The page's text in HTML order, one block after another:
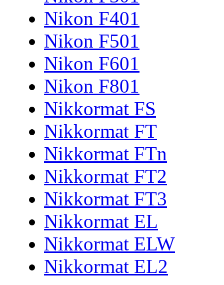
Nikon F401
Nikon F501
Nikon F601
Nikon F801
Nikkormat FS
Nikkormat FT
Nikkormat FTn
Nikkormat FT2
Nikkormat FT3
Nikkormat EL
Nikkormat ELW
Nikkormat EL2